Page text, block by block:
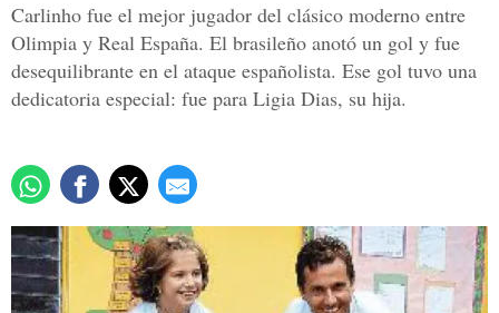
Carlinho fue el mejor jugador del clásico moderno entre
Olimpia y Real España. El brasileño anotó un gol y fue
desequilibrante en el ataque españolista. Ese gol tuvo una
dedicatoria especial: fue para Ligia Dias, su hija.